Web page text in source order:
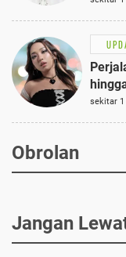
sekitar 1
Obrolan
Jangan